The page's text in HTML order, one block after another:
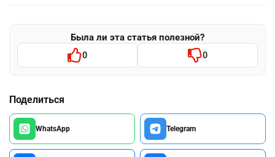
Была ли эта статья полезной?
0 0
Поделиться
WhatsApp Telegram